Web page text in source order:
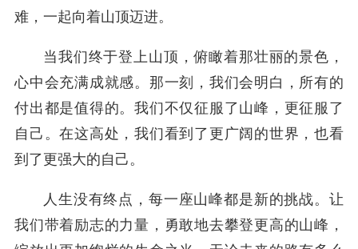
难，一起向着山顶迈进。
当我们终于登上山顶，俯瞰着那壮丽的景色，
心中会充满成就感。那一刻，我们会明白，所有的
付出都是值得的。我们不仅征服了山峰，更征服了
自己。在这高处，我们看到了更广阔的世界，也看
到了更强大的自己。
人生没有终点，每一座山峰都是新的挑战。让
我们带着励志的力量，勇敢地去攀登更高的山峰，